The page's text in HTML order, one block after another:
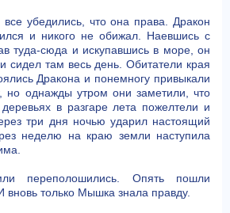
убедились, что она права. Дракон
и никого не обижал. Наевшись с
туда-сюда и искупавшись в море, он
сидел там весь день. Обитатели края
Дракона и понемногу привыкали
но однажды утром они заметили, что
в разгаре лета пожелтели и
три дня ночью ударил настоящий
неделю на краю земли наступила
переполошились. Опять пошли
вновь только Мышка знала правду.